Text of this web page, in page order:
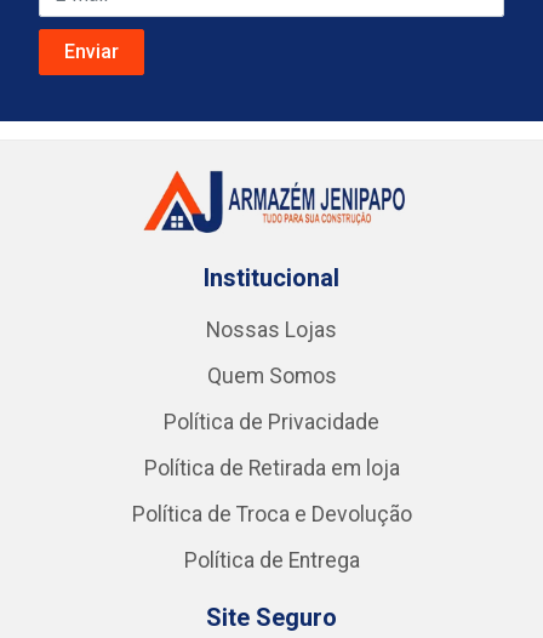
Institucional
Nossas Lojas
Quem Somos
Política de Privacidade
Política de Retirada em loja
Política de Troca e Devolução
Política de Entrega
Site Seguro